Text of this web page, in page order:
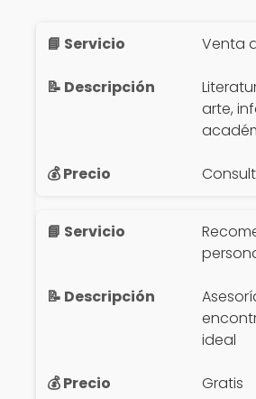
Venta
arte,
ideal
Gratis